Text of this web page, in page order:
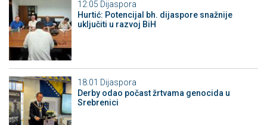
12:05 Dijaspora
Hurtić: Potencijal bh. dijaspore snažnije
uključiti u razvoj BiH
18:01 Dijaspora
Derby odao počast žrtvama genocida u
Srebrenici